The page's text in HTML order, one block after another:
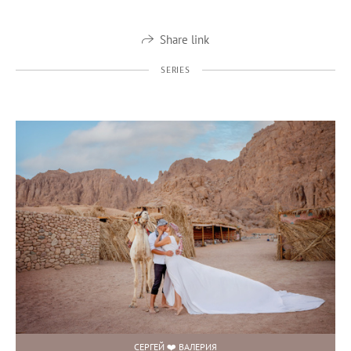
Share link
SERIES
СЕРГЕЙ ❤️ ВАЛЕРИЯ